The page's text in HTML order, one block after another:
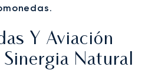
.
Y Aviación
Sinergia Natural